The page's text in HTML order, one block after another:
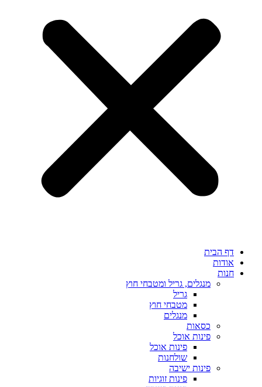
דף הבית
אודות
חנות
מנגלים, גריל ומטבחי חוץ
גריל
מטבחי חוץ
מנגלים
כסאות
פינות אוכל
פינות אוכל
שולחנות
פינות ישיבה
פינות זוגיות